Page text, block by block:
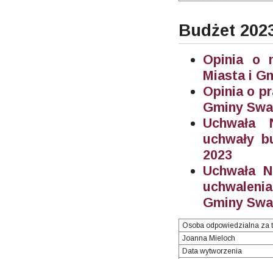
Budżet
Opinia o
Miasta i
Opinia o
Gminy
Uchwała
uchwały
2023
Uchwała
Gminy
Osoba odpowiedzialna za
Joanna Mieloch
Data wytworzenia